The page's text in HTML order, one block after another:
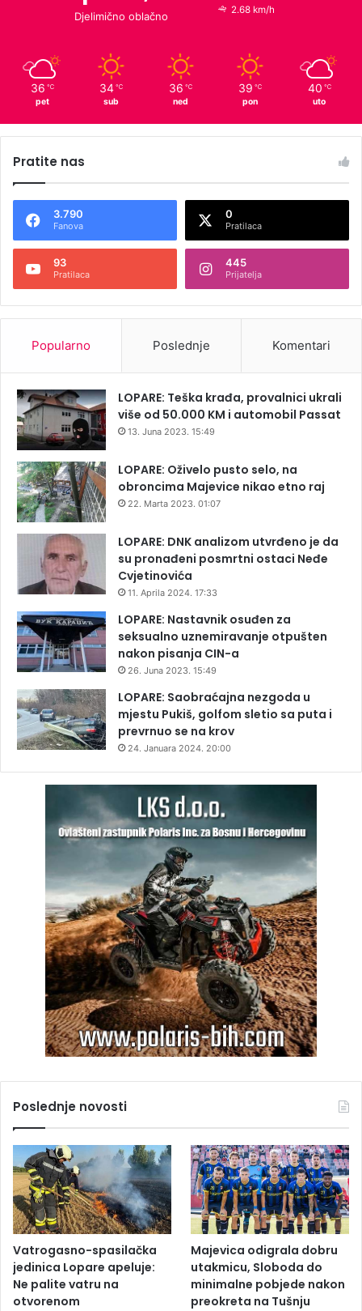
Djelimično oblačno
2.68 km/h
36 ℃
pet
34 ℃
sub
36 ℃
ned
39 ℃
pon
40 ℃
uto
Pratite nas
3.790
Fanova
0
Pratilaca
93
Pratilaca
445
Prijatelja
Popularno Poslednje Komentari
LOPARE: Teška krađa, provalnici ukrali
više od 50.000 KM i automobil Passat
13. Juna 2023. 15:49
LOPARE: Oživelo pusto selo, na
obroncima Majevice nikao etno raj
22. Marta 2023. 01:07
LOPARE: DNK analizom utvrđeno je da
su pronađeni posmrtni ostaci Neđe
Cvjetinovića
11. Aprila 2024. 17:33
LOPARE: Nastavnik osuđen za
seksualno uznemiravanje otpušten
nakon pisanja CIN-a
26. Juna 2023. 15:49
LOPARE: Saobraćajna nezgoda u
mjestu Pukiš, golfom sletio sa puta i
prevrnuo se na krov
24. Januara 2024. 20:00
Poslednje novosti
Vatrogasno-spasilačka
jedinica Lopare apeluje:
Ne palite vatru na
otvorenom
Majevica odigrala dobru
utakmicu, Sloboda do
minimalne pobjede nakon
preokreta na Tušnju